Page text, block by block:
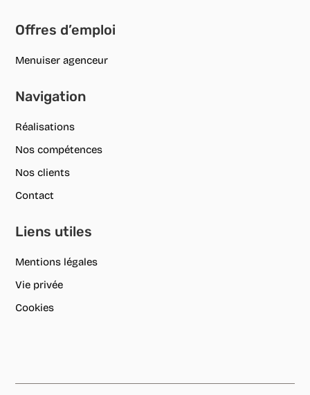
Offres d’emploi
Menuiser agenceur
Navigation
Réalisations
Nos compétences
Nos clients
Contact
Liens utiles
Mentions légales
Vie privée
Cookies